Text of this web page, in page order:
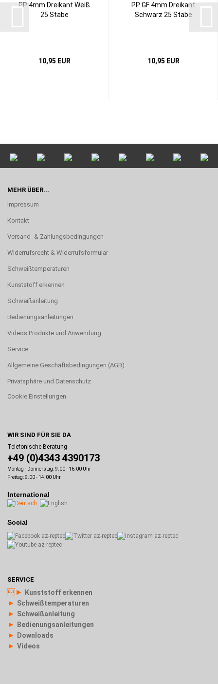
PP 4mm Dreikant Weiß
25 Stäbe
10,95 EUR
PP GF 4mm Dreikant
Schwarz 25 Stäbe
10,95 EUR
MEHR ÜBER...
Impressum
Kontakt
Versand- & Zahlungsbedingungen
Widerrufsrecht & Widerrufsformular
Schweißtemperaturen
Kunststoff erkennen
Schweißanleitung
Bedienungsanleitungen
Videos Produkte und Anwendung
Service
Allgemeine Geschäftsbedingungen (AGB)
Privatsphäre und Datenschutz
Cookie Einstellungen
WIR SIND FÜR SIE DA
Telefonische Beratung
+49 (0)4343 4390173
Montag - Donnerstag: 9.00 - 16.00 Uhr
Freitag: 9.00 - 14.00 Uhr
International
Social
SERVICE
► Kunststoff erkennen
► Schweißtemperaturen
► Schweißanleitung
► Bedienungsanleitungen
► Downloads
► Videos